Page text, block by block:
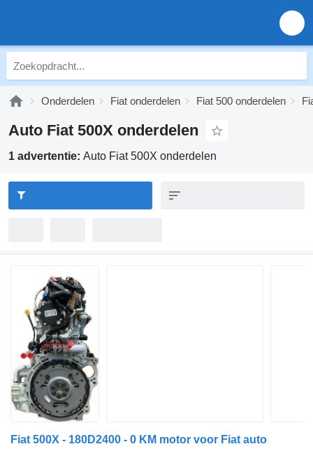
Onderdelen Fiat onderdelen Fiat 500 onderdelen
Auto Fiat 500X onderdelen
1 advertentie: Auto Fiat 500X onderdelen
Fiat 500X - 180D2400 - 0 KM motor voor Fiat auto